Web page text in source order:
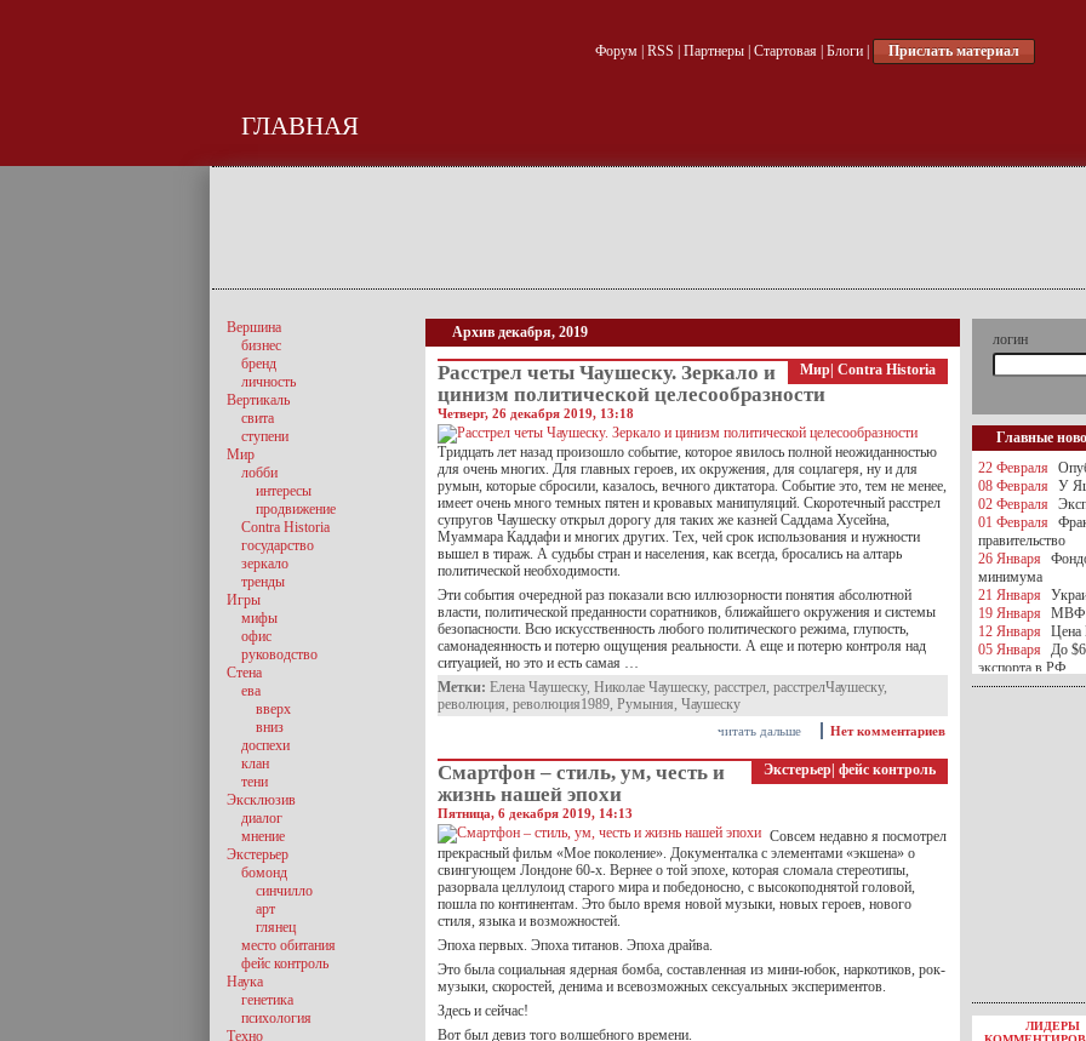
Форум| RSS Партнеры| Стартовая| Блоги| Прислать материал
ГЛАВНАЯ
Архив декабря, 2019
Мир Contra Historia
Расстрел четы Чаушеску. Зеркало и
цинизм политической целесообразности
Четверг, 26 декабря 2019, 13:18
Тридцать лет назад произошло событие, которое явилось полной неожиданностью
для очень многих. Для главных героев, их окружения, для соцлагеря, ну и для
румын, которые сбросили, казалось, вечного диктатора. Событие это, тем не менее,
имеет очень много темных пятен и кровавых манипуляций. Скоротечный расстрел
супругов Чаушеску открыл дорогу для таких же казней Саддама Хусейна,
Муаммара Каддафи и многих других. Тех, чей срок использования и нужности
вышел в тираж. А судьбы стран и населения, как всегда, бросались на алтарь
политической необходимости.
Эти события очередной раз показали всю иллюзорности понятия абсолютной
власти, политической преданности соратников, ближайшего окружения и системы
безопасности. Всю искусственность любого политического режима, глупость,
самонадеянность и потерю ощущения реальности. А еще и потерю контроля над
ситуацией, но это и есть самая …
Метки: Елена Чаушеску, Николае Чаушеску, расстрел, расстрелЧаушеску,
революция, революция1989, Румыния, Чаушеску
Нет комментариев
читать дальше
Экстерьер фейс контроль
Смартфон – стиль, ум, честь и
жизнь нашей эпохи
Пятница, 6 декабря 2019, 14:13
Совсем недавно я посмотрел
прекрасный фильм «Мое поколение». Документалка с элементами «экшена» о
свингующем Лондоне 60-х. Вернее о той эпохе, которая сломала стереотипы,
разорвала целлулоид старого мира и победоносно, с высокоподнятой головой,
пошла по континентам. Это было время новой музыки, новых героев, нового
стиля, языка и возможностей.
Эпоха первых. Эпоха титанов. Эпоха драйва.
Это была социальная ядерная бомба, составленная из мини-юбок, наркотиков, рок-
музыки, скоростей, денима и всевозможных сексуальных экспериментов.
Здесь и сейчас!
Вот был девиз того волшебного времени.
Вершина
бизнес
бренд
личность
Вертикаль
свита
ступени
Мир
лобби
интересы
продвижение
Contra Historia
государство
зеркало
тренды
Игры
мифы
офис
руководство
Стена
ева
вверх
вниз
доспехи
клан
тени
Эксклюзив
диалог
мнение
Экстерьер
бомонд
синчилло
арт
глянец
место обитания
фейс контроль
Наука
генетика
психология
Техно
логин
Главные
22 Февраля
08 Февраля
У
02 Февраля
01 Февраля
правительство
26 Января
минимума
21 Января
19 Января
МВФ
12 Января
Цена
05 Января
До
экспорта в РФ
05 Января
Киев
30 Ноября С 1
30 НоябряЛИДЕРЫ